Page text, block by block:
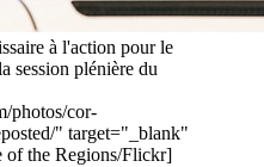
à l'action pour le
session plénière du
photos/cor-
" target="_blank"
of the Regions/Flickr]